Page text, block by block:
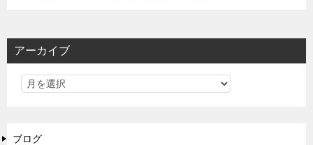
アーカイブ
ブログ